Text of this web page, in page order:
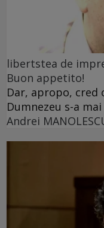
libertstea de
Buon appetito!
Dar, apropo, cred
Dumnezeu s-a
Andrei